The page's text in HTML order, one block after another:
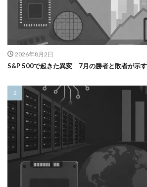
2026年8月2日
S&P 500で起きた異変 7月の勝者と敗者が示す